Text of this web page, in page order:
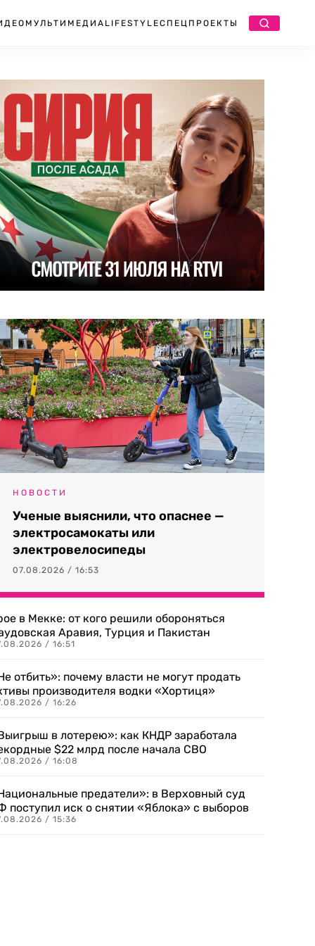
МУЛЬТИМЕДИА LIFESTYLEСПЕЦПРОЕКТЫ
НОВОСТИ
Ученые выяснили, что опаснее —
электросамокаты или
электровелосипеды
07.08.2026 / 16:53
в Мекке: от кого решили обороняться
Аравия, Турция и Пакистан
/ 16:51
отбить»: почему власти не могут продать
производителя водки «Хортиця»
/ 16:26
в лотерею»: как КНДР заработала
$22 млрд после начала СВО
/ 16:08
предатели»: в Верховный суд
поступил иск о снятии «Яблока» с выборов
/ 15:36